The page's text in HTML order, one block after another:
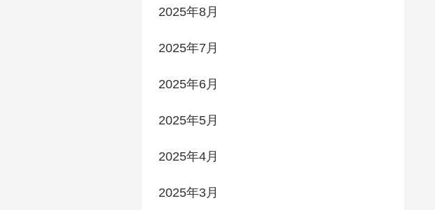
2025年8月
2025年7月
2025年6月
2025年5月
2025年4月
2025年3月